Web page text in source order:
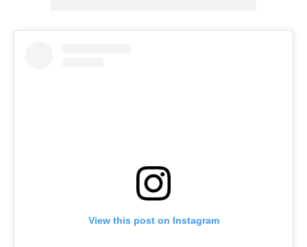
View this post on Instagram